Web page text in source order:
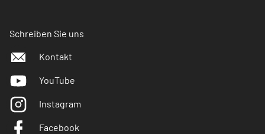
Schreiben Sie uns
Kontakt
YouTube
Instagram
Facebook